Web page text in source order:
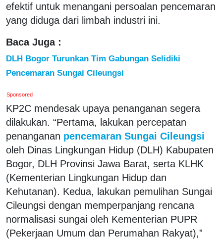
efektif untuk menangani persoalan pencemaran
yang diduga dari limbah industri ini.
Baca Juga :
DLH Bogor Turunkan Tim Gabungan Selidiki
Pencemaran Sungai Cileungsi
Sponsored
KP2C mendesak upaya penanganan segera
dilakukan. “Pertama, lakukan percepatan
penanganan pencemaran Sungai Cileungsi
oleh Dinas Lingkungan Hidup (DLH) Kabupaten
Bogor, DLH Provinsi Jawa Barat, serta KLHK
(Kementerian Lingkungan Hidup dan
Kehutanan). Kedua, lakukan pemulihan Sungai
Cileungsi dengan memperpanjang rencana
normalisasi sungai oleh Kementerian PUPR
(Pekerjaan Umum dan Perumahan Rakyat),”